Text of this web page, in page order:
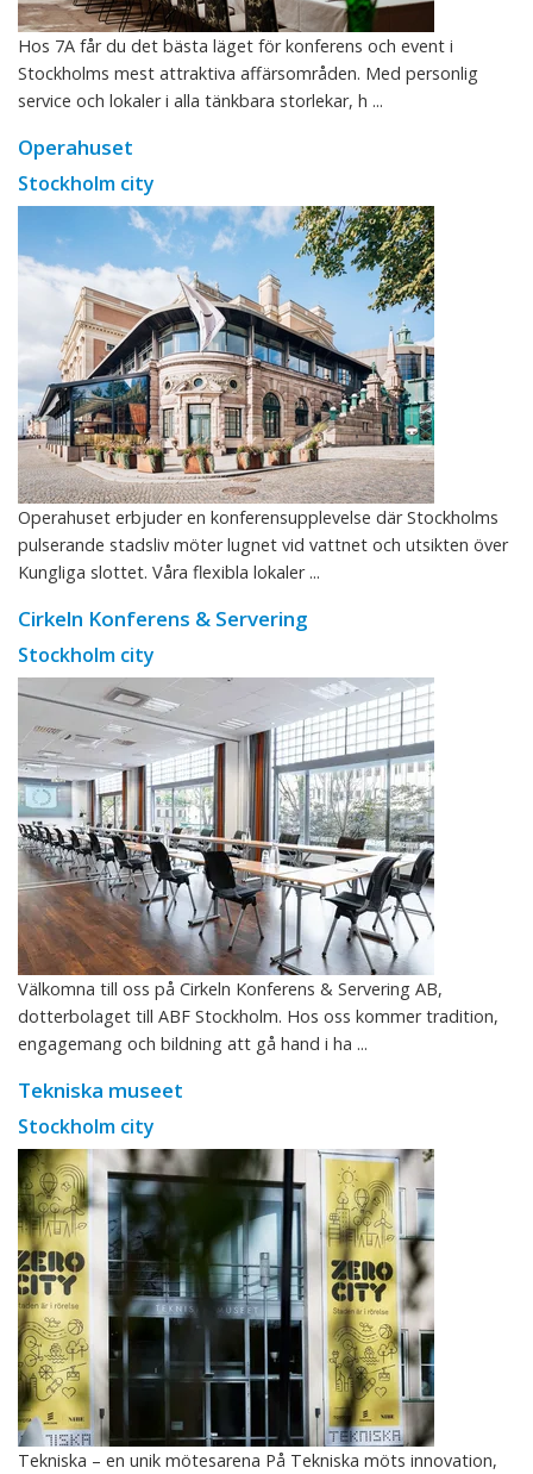
Hos 7A får du det bästa läget för konferens och event i
Stockholms mest attraktiva affärsområden. Med personlig
service och lokaler i alla tänkbara storlekar, h ...
Operahuset
Stockholm city
Operahuset erbjuder en konferensupplevelse där Stockholms
pulserande stadsliv möter lugnet vid vattnet och utsikten över
Kungliga slottet. Våra flexibla lokaler ...
Cirkeln Konferens & Servering
Stockholm city
Välkomna till oss på Cirkeln Konferens & Servering AB,
dotterbolaget till ABF Stockholm. Hos oss kommer tradition,
engagemang och bildning att gå hand i ha ...
Tekniska museet
Stockholm city
Tekniska – en unik mötesarena På Tekniska möts innovation,